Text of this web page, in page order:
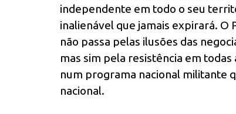
independente em todo o seu
inalienável que jamais expirará. O
não passa pelas ilusões das
mas sim pela resistência em
num programa nacional militante
nacional.